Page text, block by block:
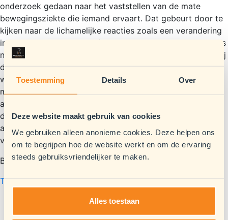
Toestemming Details Over
Deze website maakt gebruik van cookies
We gebruiken alleen anonieme cookies. Deze helpen ons
om te begrijpen hoe de website werkt en om de ervaring
steeds gebruiksvriendelijker te maken.
Alles toestaan
onderzoek gedaan naar het vaststellen van de mate
bewegingsziekte die iemand ervaart. Dat gebeurt door te
kijken naar de lichamelijke reacties zoals een verandering
in ademhaling, hartslag of huidtemperatuur. Deze kennis is
nuttig voor de ontwikkeling van zelfrijdende auto’s waarbij
de auto weet waar inzittenden misselijk van kunnen
worden. De auto zou eigenlijk moeten gaan rijden zoals
mensen deze nu besturen. Als je zou weten welke
autobewegingen wel en welke niet misselijkmakend zijn,
dan kan je de automatische besturing van die zelfrijdende
auto zo aanpassen om misselijkmakende bewegingen te
voorkomen.
Bron:TNO.
Terug naar nieuwsoverzicht
Werken aan Quality, Health, Safety, Environment